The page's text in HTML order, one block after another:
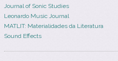
Journal of Sonic Studies
Leonardo Music Journal
MATLIT: Materialidades da Literatura
Sound Effects